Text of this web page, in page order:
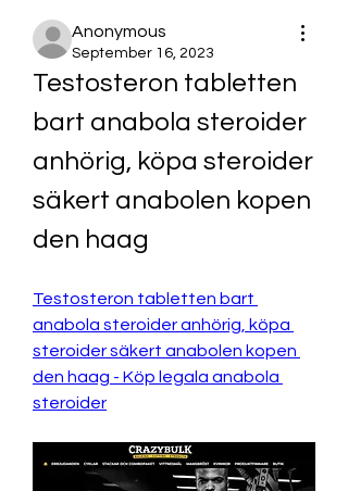
Anonymous
September 16, 2023
Testosteron tabletten
bart anabola steroider
anhörig, köpa steroider
säkert anabolen kopen
den haag
Testosteron tabletten bart
anabola steroider anhörig, köpa
steroider säkert anabolen kopen
den haag - Köp legala anabola
steroider